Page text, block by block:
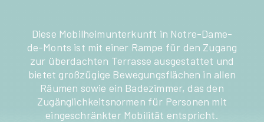
Diese Mobilheimunterkunft in Notre-Dame-
de-Monts ist mit einer Rampe für den Zugang
zur überdachten Terrasse ausgestattet und
bietet großzügige Bewegungsflächen in allen
Räumen sowie ein Badezimmer, das den
Zugänglichkeitsnormen für Personen mit
eingeschränkter Mobilität entspricht.